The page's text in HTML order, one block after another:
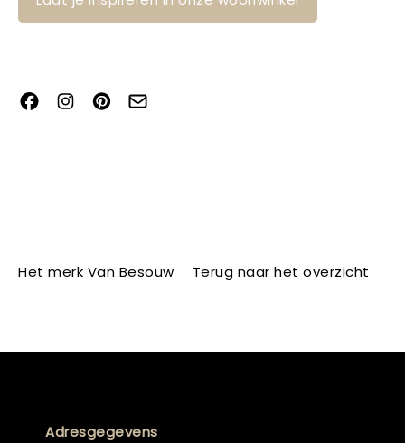
Het merk Van Besouw Terug naar het overzicht
Adresgegevens